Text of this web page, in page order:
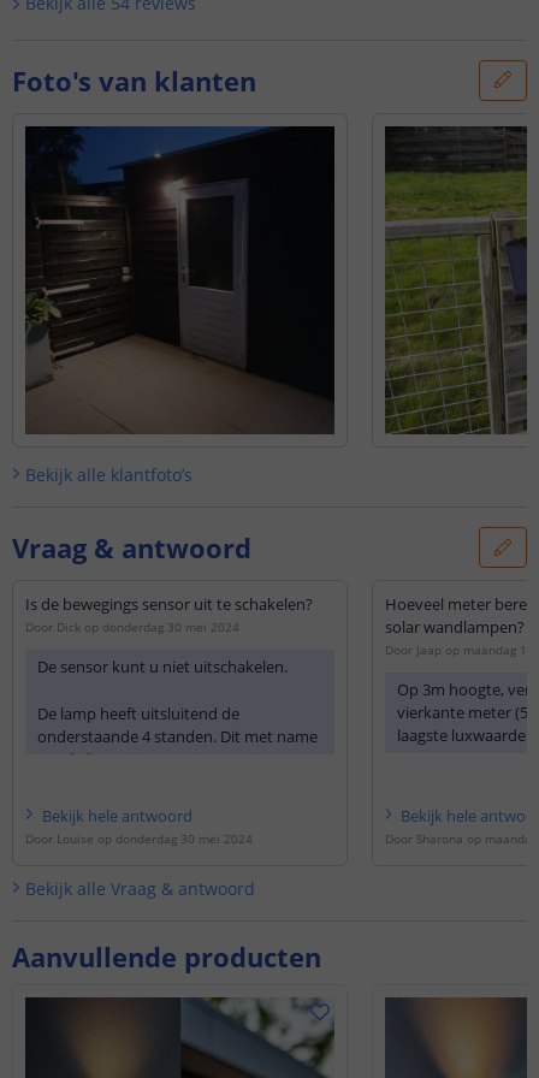
Aanvullende producten
Foto's van klanten
Bekijk alle klantfoto’s
Vraag & antwoord
Is de bewegings sensor uit te schakelen?
Door Dick op donderdag 30 mei 2024
De sensor kunt u niet uitschakelen.
De lamp heeft uitsluitend de
onderstaande 4 standen. Dit met name
om de batterij te ontzien. Continu
lampen teveel van de batterij.
De leds aan de achterzijde en
lichtsterkte) gaan automatisch
bewegingssensor is niet
ingeschakeld. De lamp schakelt
De leds aan de achterzijde en
voorzijde (gedimd, 10%
lichtsterkte) gaan automatisch
Bekijk hele antwoord
Door Louise op donderdag 30 mei 2024
Hoeveel meter
solar wandlampen?
Door Jaap op maandag
Op 3m hoogte,
vierkante meter
laagste luxwaarde
Bekijk hele
Door Sharona op
Bekijk alle Vraag & antwoord